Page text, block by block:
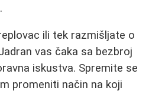
ili tek razmišljate o
vas čaka sa bezbroj
iskustva. Spremite se
promeniti način na koji